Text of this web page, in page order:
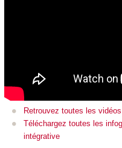
Retrouvez toutes les
Téléchargez toutes les
intégrative